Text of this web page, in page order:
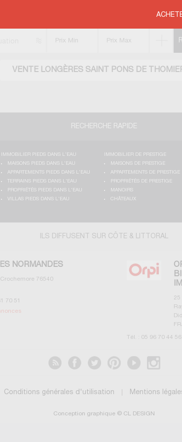
VENTE LONGÈRES SAINT PONS DE
RECHERCHE RAPIDE
IMMOBILIER PIEDS DANS L'EAU
MAISONS PIEDS DANS L'EAU
APPARTEMENTS PIEDS DANS L'EAU
TERRAINS PIEDS DANS L'EAU
PROPRIÉTÉS PIEDS DANS L'EAU
VILLAS PIEDS DANS L'EAU
IMMOBILIER DE PRESTIGE
MAISONS DE PRESTIGE
APPARTEMENTS DE PRESTIGE
PROPRIÉTÉS DE PRESTIGE
MANOIRS
CHÂTEAUX
ILS DIFFUSENT SUR CÔTE & LITTORAL
NORMANDES
76540
70 51
25
Tél. : 05 96 70 44 56
Conditions générales d'utilisation Mentions
Conception graphique © CL DESIGN